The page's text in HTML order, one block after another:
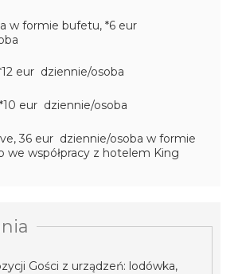
w formie bufetu, *6 eur
eur dziennie/osoba
eur dziennie/osoba
36 eur dziennie/osoba w formie
we współpracy z hotelem King
Gości z urządzeń: lodówka,